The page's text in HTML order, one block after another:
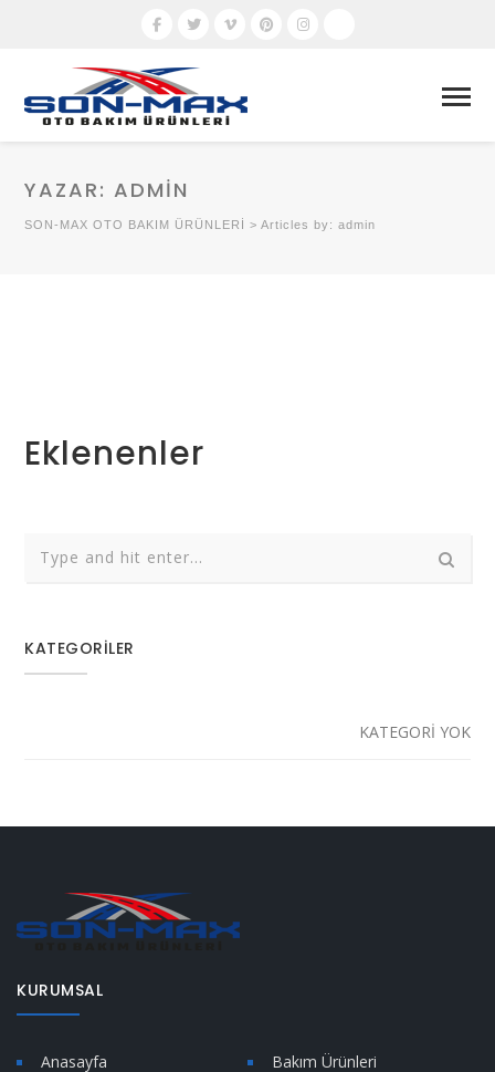
YAZAR:ADMIN
SON-MAX OTO BAKIM ÜRÜNLERİ >Articles by: admin
Eklenenler
KATEGORILER
KATEGORI YOK
KURUMSAL
Anasayfa
Bakım Ürünleri